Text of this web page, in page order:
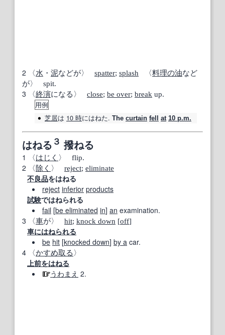
2 〈水 ・ 泥などが〉 spatter; splash 〈料理の油など
が〉 spit.
3 〈終演になる〉 close; be over; break up.
用例
芝居は 10 時にはねた. The curtain fell at 10 p.m.
はねる ３ 撥ねる
1 〈はじく 〉 flip.
2 〈 除く 〉 reject; eliminate
不良品をはねる
reject inferior products
試験ではねられる
fail [be eliminated in] an examination.
3
〈車が〉 hit; knock down [off]
車にはねられる
be hit [knocked down] by a car.
4
〈かすめ取る 〉
上前をはねる
うわまえ 2.